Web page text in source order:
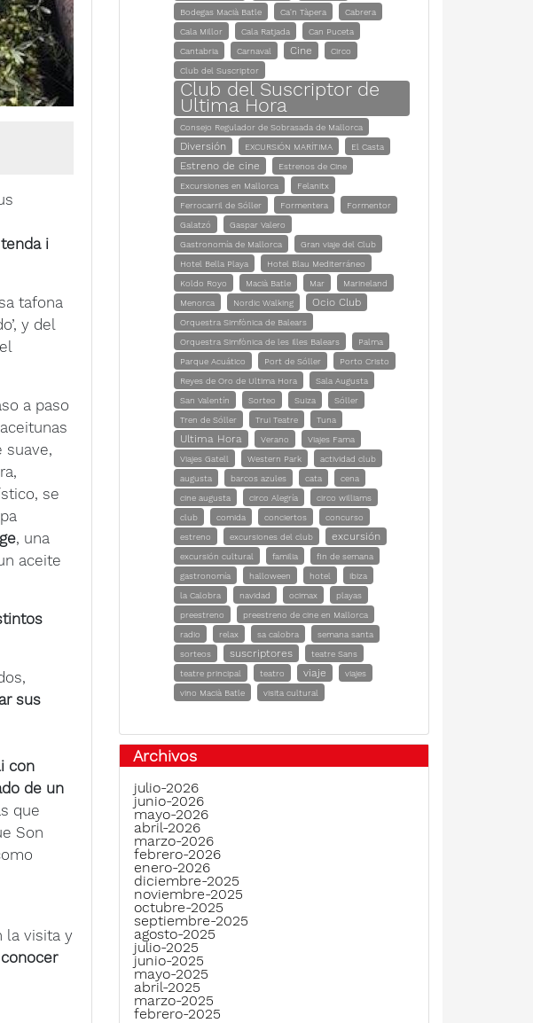
i
tafona
y del
a paso
suave,
se
, una
aceite
sus
con
de un
que
Son
la visita y
conocer
Bodegas Macià Batle
Ca'n Tàpera
Cabrera
Cala Millor
Cala Ratjada
Can Puceta
Cantabria
Carnaval Cine
Circo
Club del Suscriptor
Club del Suscriptor de
Ultima Hora
Consejo Regulador de Sobrasada de Mallorca
Diversión EXCURSIÓN MARÍTIMA El Casta
Estreno de cine
Estrenos de Cine
Excursiones en Mallorca
Felanitx
Ferrocarril de Sóller
Formentera
Formentor
Galatzó
Gaspar Valero
Gastronomía de Mallorca
Gran viaje del Club
Hotel Bella Playa
Hotel Blau Mediterráneo
Koldo Royo
Macià Batle Mar
Marineland
Menorca
Nordic Walking Ocio Club
Orquestra Simfònica de Balears
Orquestra Simfònica de les Illes Balears
Palma
Parque Acuático
Port de Sóller
Porto Cristo
Reyes de Oro de Ultima Hora
Sala Augusta
San Valentín
Sorteo Suiza
Sóller
Tren de Sóller
Trui Teatre Tuna
Ultima Hora Verano
Viajes Fama
Viajes Gatell
Western Park
actividad club
augusta
barcos azules cata
cena
cine augusta
circo Alegría
circo williams
club
comida conciertos
concurso
estreno
excursiones del club excursión
excursión cultural familia
fin de semana
gastronomía
halloween hotel
ibiza
la Calobra
navidad ocimax
playas
preestreno
preestreno de cine en Mallorca
radio
relax sa calobra
semana santa
sorteos
suscriptores
teatre Sans
teatre principal
teatro viaje
viajes
vino Macià Batle
visita cultural
Archivos
julio-2026
junio-2026
mayo-2026
abril-2026
marzo-2026
febrero-2026
enero-2026
diciembre-2025
noviembre-2025
octubre-2025
septiembre-2025
agosto-2025
julio-2025
junio-2025
mayo-2025
abril-2025
marzo-2025
febrero-2025